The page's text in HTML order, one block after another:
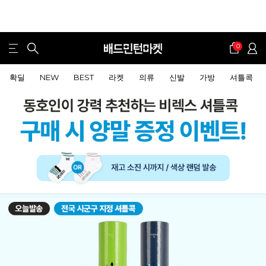
0
확딜 NEW BEST 라켓 의류 신발 가방 셔틀콕